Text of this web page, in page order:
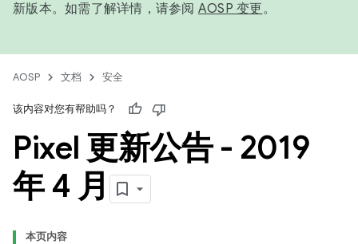
新版本。如需了解详情，请参阅 AOSP 变更。
AOSP 文档 安全
该内容对您有帮助吗？
Pixel 更新公告 - 2019
年 4 月
本页内容